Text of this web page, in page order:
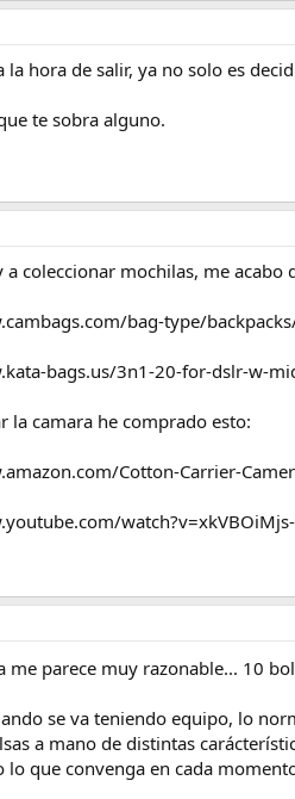
la hora de salir, ya no solo es
te sobra alguno.
a coleccionar mochilas, me
bag-type/
bags.us/3n1-20-for-dslr-w-
la camara he comprado esto:
Cotton-Carrier-
me parece muy razonable... 10
se va teniendo equipo, lo
a mano de distintas
lo que convenga en cada